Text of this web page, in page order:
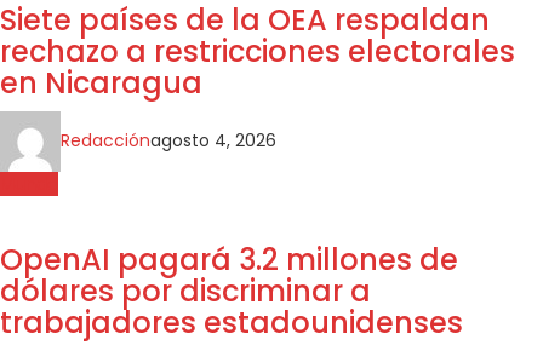
Siete países de la OEA respaldan
rechazo a restricciones electorales
en Nicaragua
Redacciónagosto 4, 2026
OpenAI pagará 3.2 millones de
dólares por discriminar a
trabajadores estadounidenses